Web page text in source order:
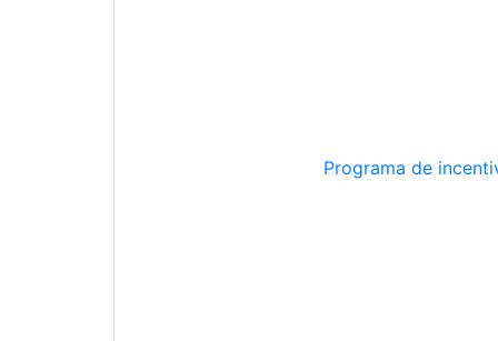
Programa de